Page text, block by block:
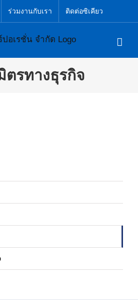
ร่วมงานกับเรา ติดต่อซิเคียว
รทางธุรกิจ